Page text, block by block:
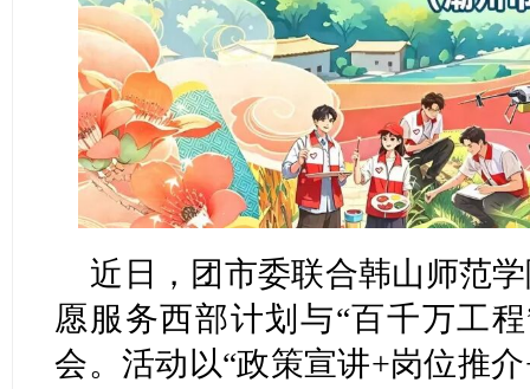
近日，团市委联合韩山师范
愿服务西部计划与“百千万工
会。活动以“政策宣讲+岗位推